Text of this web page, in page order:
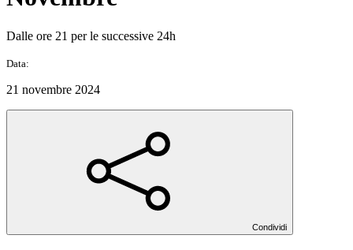
Dalle ore 21 per le successive 24h
Data:
21 novembre 2024
Condividi